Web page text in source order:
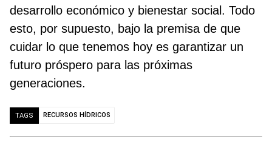
desarrollo económico y bienestar social. Todo
esto, por supuesto, bajo la premisa de que
cuidar lo que tenemos hoy es garantizar un
futuro próspero para las próximas
generaciones.
TAGS RECURSOS HÍDRICOS